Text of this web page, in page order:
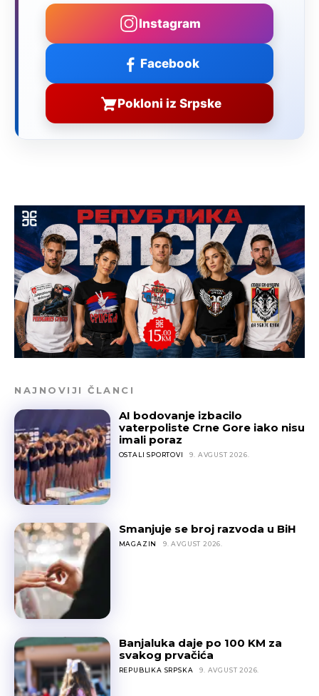
Instagram
Facebook
Pokloni iz Srpske
NAJNOVIJI ČLANCI
AI bodovanje izbacilo
vaterpoliste Crne Gore iako nisu
imali poraz
OSTALI SPORTOVI 9. AVGUST 2026.
Smanjuje se broj razvoda u BiH
MAGAZIN 9. AVGUST 2026.
Banjaluka daje po 100 KM za
svakog prvačića
REPUBLIKA SRPSKA 9. AVGUST 2026.